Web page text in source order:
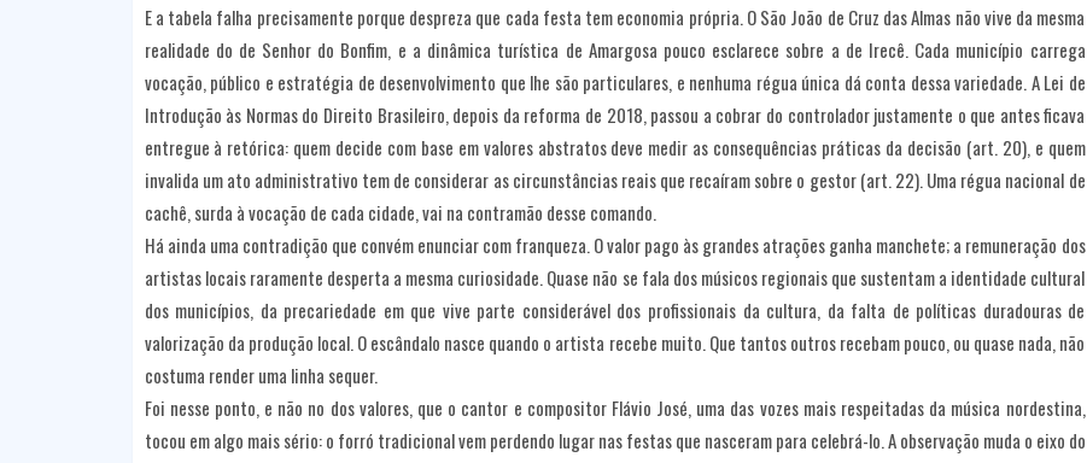
E a tabela falha precisamente porque despreza que cada festa tem economia própria. O São João de Cruz das Almas não vive da mesma
realidade do de Senhor do Bonfim, e a dinâmica turística de Amargosa pouco esclarece sobre a de Irecê. Cada município carrega
vocação, público e estratégia de desenvolvimento que lhe são particulares, e nenhuma régua única dá conta dessa variedade. A Lei de
Introdução às Normas do Direito Brasileiro, depois da reforma de 2018, passou a cobrar do controlador justamente o que antes ficava
entregue à retórica: quem decide com base em valores abstratos deve medir as consequências práticas da decisão (art. 20), e quem
invalida um ato administrativo tem de considerar as circunstâncias reais que recaíram sobre o gestor (art. 22). Uma régua nacional de
cachê, surda à vocação de cada cidade, vai na contramão desse comando.
Há ainda uma contradição que convém enunciar com franqueza. O valor pago às grandes atrações ganha manchete; a remuneração dos
artistas locais raramente desperta a mesma curiosidade. Quase não se fala dos músicos regionais que sustentam a identidade cultural
dos municípios, da precariedade em que vive parte considerável dos profissionais da cultura, da falta de políticas duradouras de
valorização da produção local. O escândalo nasce quando o artista recebe muito. Que tantos outros recebam pouco, ou quase nada, não
costuma render uma linha sequer.
Foi nesse ponto, e não no dos valores, que o cantor e compositor Flávio José, uma das vozes mais respeitadas da música nordestina,
tocou em algo mais sério: o forró tradicional vem perdendo lugar nas festas que nasceram para celebrá-lo. A observação muda o eixo do